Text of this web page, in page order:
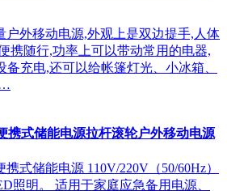
户外移动电源,外观上是双边提手,人体
携随行,功率上可以带动常用的电器,
备充电,还可以给帐篷灯光、小冰箱、
…
携式储能电源拉杆滚轮户外移动电源
式储能电源 110V/220V（50/60Hz）
照明。 适用于家庭应急备用电源、